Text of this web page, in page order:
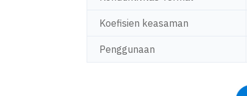
Koefisien keasaman
Penggunaan